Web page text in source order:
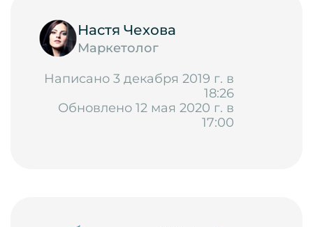
Настя Чехова
Маркетолог
Написано 3 декабря 2019 г. в
18:26
Обновлено 12 мая 2020 г. в
17:00